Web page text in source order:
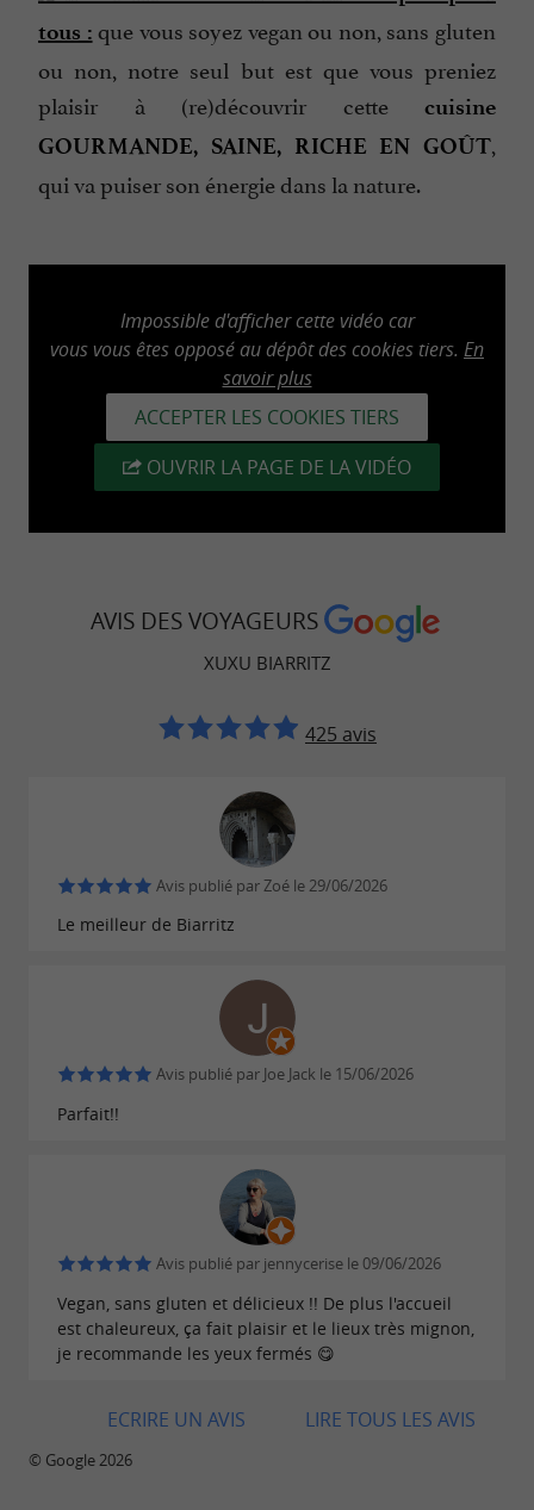
tous : que vous soyez vegan ou non, sans gluten
ou non, notre seul but est que vous preniez
plaisir à (re)découvrir cette
cuisine
GOURMANDE, SAINE, RICHE EN GOÛT,
qui va puiser son énergie dans la nature.
Impossible d'afficher cette vidéo car
vous vous êtes opposé au dépôt des cookies tiers. En
savoir plus
ACCEPTER LES COOKIES TIERS
OUVRIR LA PAGE DE LA VIDÉO
AVIS DES VOYAGEURS
XUXU BIARRITZ
425 avis
Avis publié par Zoé le 29/06/2026
Le meilleur de Biarritz
Avis publié par Joe Jack le 15/06/2026
Parfait!!
Avis publié par jennycerise le 09/06/2026
Vegan, sans gluten et délicieux !! De plus l'accueil
est chaleureux, ça fait plaisir et le lieux très mignon,
je recommande les yeux fermés 😋
LIRE TOUS LES AVIS
ECRIRE UN AVIS
© Google 2026